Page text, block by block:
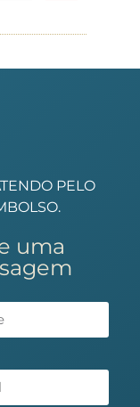
PELO
uma